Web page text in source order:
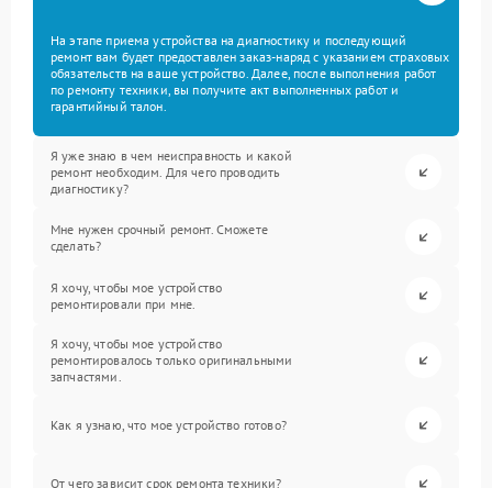
На этапе приема устройства на диагностику и последующий
ремонт вам будет предоставлен заказ-наряд с указанием страховых
обязательств на ваше устройство. Далее, после выполнения работ
по ремонту техники, вы получите акт выполненных работ и
гарантийный талон.
Я уже знаю в чем неисправность и какой
ремонт необходим. Для чего проводить
диагностику?
Мне нужен срочный ремонт. Сможете
сделать?
Я хочу, чтобы мое устройство
ремонтировали при мне.
Я хочу, чтобы мое устройство
ремонтировалось только оригинальными
запчастями.
Как я узнаю, что мое устройство готово?
От чего зависит срок ремонта техники?